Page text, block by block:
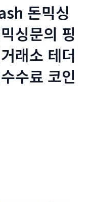
돈믹싱
싱문의 핑
래소 테더
수료 코인